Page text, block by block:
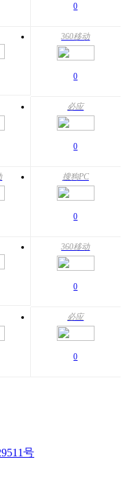
0
360移动
0
必应
0
搜狗PC
0
360移动
0
必应
0
号